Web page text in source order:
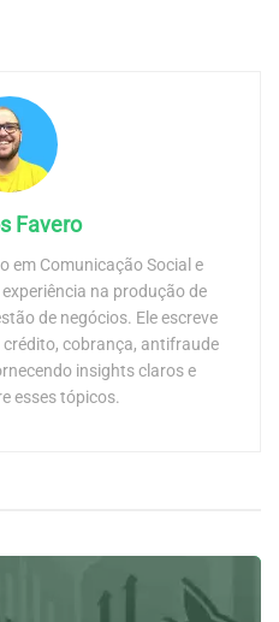
Favero
em Comunicação Social e
na produção de
de negócios. Ele escreve
cobrança, antifraude
insights claros e
esses tópicos.